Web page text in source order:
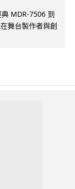
MDR-7506 到
舞台製作者與創